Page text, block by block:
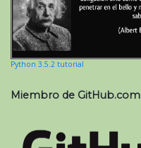
Python 3.5.2 tutorial
Miembro de GitHub.com